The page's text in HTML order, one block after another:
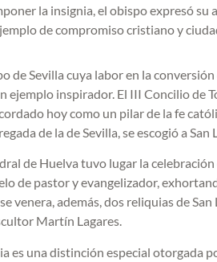
la insignia, el obispo expresó
de compromiso cristiano y
de Sevilla cuya labor en la
ejemplo inspirador. El III Concilio de
hoy como un pilar de la fe
de la de Sevilla, se escogió a
de Huelva tuvo lugar la
de pastor y evangelizador,
venera, además, dos reliquias de
Martín Lagares.
es una distinción especial otorgada